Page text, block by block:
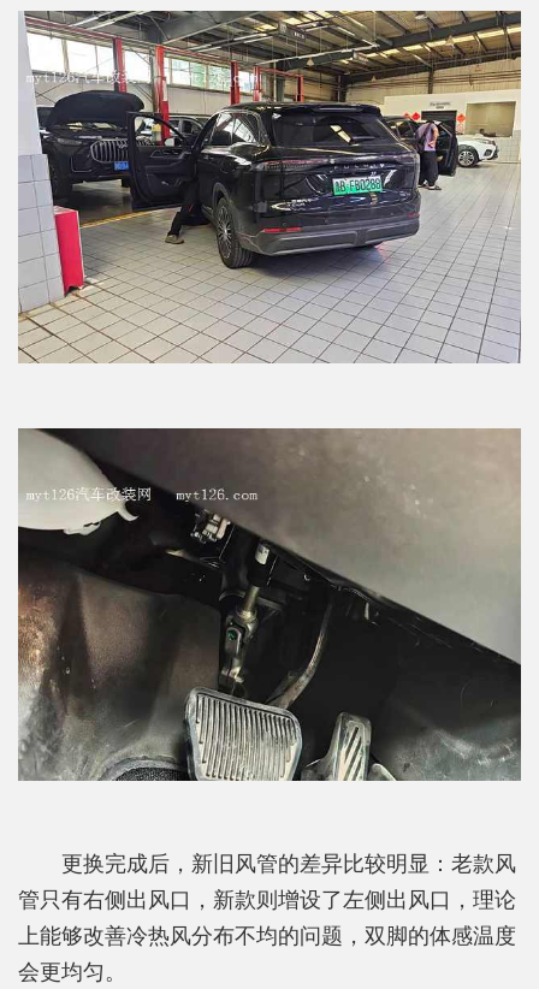
更换完成后，新旧风管的差异比较明显：老款风
管只有右侧出风口，新款则增设了左侧出风口，理论
上能够改善冷热风分布不均的问题，双脚的体感温度
会更均匀。